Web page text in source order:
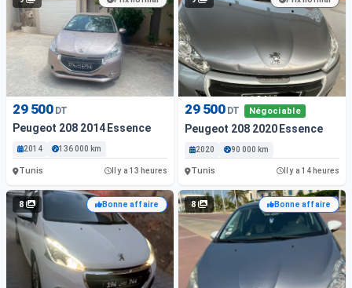
29 500 DT
Peugeot 208 2014 Essence
2014 136 000 km
Tunis Il y a 13 heures
29 500 DT Négociable
Peugeot 208 2020 Essence
2020 90 000 km
Tunis Il y a 14 heures
8 Bonne affaire 8 Bonne affaire